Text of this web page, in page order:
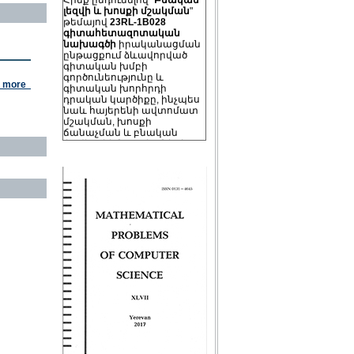
more
լեզվի և խոսքի մշակման"
թեմայով23RL-1B028
գիտահետազոտական
նախագծիիրականացման
ընթացքում ձևավորված
գիտական խմբի
գործունեությունը և
գիտական խորհրդի
դրական կարծիքը, ինչպես
նաև հայերենի ավտոմատ
մշակման, խոսքի
ճանաչման և բնական
լեզվի տեխնոլոգիաների
"
մշակման լաբորատորիա
որպես ՀՀ ԳԱԱ ԻԱՊԻ-ի
կառուցվածքայի
ստորաբաժանում։
On July 22, 2026 at 14:00
Institute for Informatics and
Automation Problems (IIAP NAS
RA) is pleased to host a seminar
by
Dr. Mona Ghassemian
Venue:
Seminar Room.